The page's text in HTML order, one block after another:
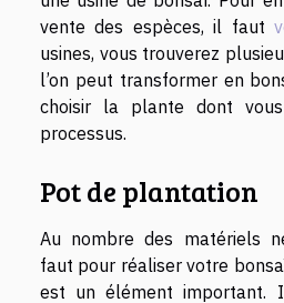
vente des espèces, il faut
usines, vous trouverez
l’on peut transformer en
choisir la plante dont
processus.
Pot de plantation
Au nombre des matériels
faut pour réaliser votre
est un élément important.